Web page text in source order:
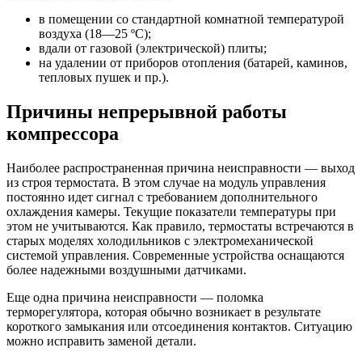
в помещении со стандартной комнатной температурой
воздуха (18―25 ºС);
вдали от газовой (электрической) плиты;
на удалении от приборов отопления (батарей, каминов,
тепловых пушек и пр.).
Причины непрерывной работы
компрессора
Наиболее распространенная причина неисправности ― выход
из строя термостата. В этом случае на модуль управления
постоянно идет сигнал с требованием дополнительного
охлаждения камеры. Текущие показатели температуры при
этом не учитываются. Как правило, термостаты встречаются в
старых моделях холодильников с электромеханической
системой управления. Современные устройства оснащаются
более надежными воздушными датчиками.
Еще одна причина неисправности ― поломка
терморегулятора, которая обычно возникает в результате
короткого замыкания или отсоединения контактов. Ситуацию
можно исправить заменой детали.